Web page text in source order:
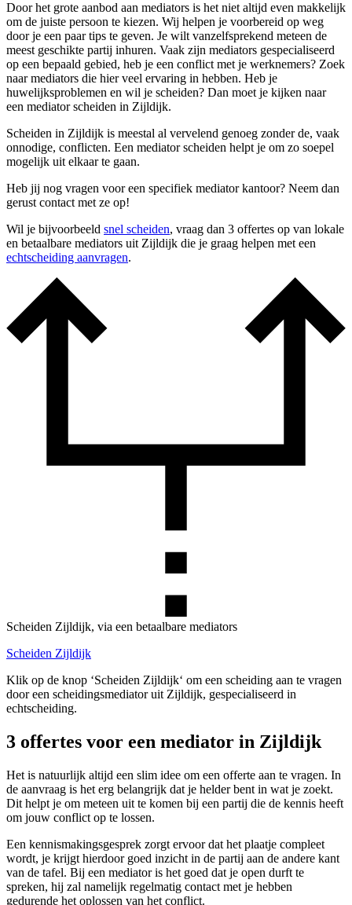
Door het grote aanbod aan mediators is het niet altijd even makkelijk
om de juiste persoon te kiezen. Wij helpen je voorbereid op weg
door je een paar tips te geven. Je wilt vanzelfsprekend meteen de
meest geschikte partij inhuren. Vaak zijn mediators gespecialiseerd
op een bepaald gebied, heb je een conflict met je werknemers? Zoek
naar mediators die hier veel ervaring in hebben. Heb je
huwelijksproblemen en wil je scheiden? Dan moet je kijken naar
een mediator scheiden in Zijldijk.
Scheiden in Zijldijk is meestal al vervelend genoeg zonder de, vaak
onnodige, conflicten. Een mediator scheiden helpt je om zo soepel
mogelijk uit elkaar te gaan.
Heb jij nog vragen voor een specifiek mediator kantoor? Neem dan
gerust contact met ze op!
Wil je bijvoorbeeld snel scheiden, vraag dan 3 offertes op van lokale
en betaalbare mediators uit Zijldijk die je graag helpen met een
echtscheiding aanvragen.
Scheiden Zijldijk, via een betaalbare mediators
Scheiden Zijldijk
Klik op de knop ‘Scheiden Zijldijk‘ om een scheiding aan te vragen
door een scheidingsmediator uit Zijldijk, gespecialiseerd in
echtscheiding.
3 offertes voor een mediator in Zijldijk
Het is natuurlijk altijd een slim idee om een offerte aan te vragen. In
de aanvraag is het erg belangrijk dat je helder bent in wat je zoekt.
Dit helpt je om meteen uit te komen bij een partij die de kennis heeft
om jouw conflict op te lossen.
Een kennismakingsgesprek zorgt ervoor dat het plaatje compleet
wordt, je krijgt hierdoor goed inzicht in de partij aan de andere kant
van de tafel. Bij een mediator is het goed dat je open durft te
spreken, hij zal namelijk regelmatig contact met je hebben
gedurende het oplossen van het conflict.